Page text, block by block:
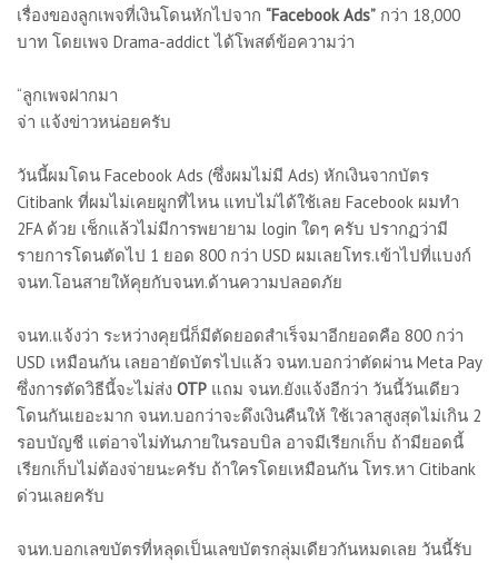
เรื่องของลูกเพจที่เงินโดนหักไปจาก “Facebook Ads” กว่า 18,000
บาท โดยเพจ Drama-addict ได้โพสต์ข้อความว่า
“ลูกเพจฝากมา
จ่า แจ้งข่าวหน่อยครับ
วันนี้ผมโดน Facebook Ads (ซึ่งผมไม่มี Ads) หักเงินจากบัตร
Citibank ที่ผมไม่เคยผูกที่ไหน แทบไม่ได้ใช้เลย Facebook ผมทำ
2FA ด้วย เช็กแล้วไม่มีการพยายาม login ใดๆ ครับ ปรากฏว่ามี
รายการโดนตัดไป 1 ยอด 800 กว่า USD ผมเลยโทร.เข้าไปที่แบงก์
จนท.โอนสายให้คุยกับจนท.ด้านความปลอดภัย
จนท.แจ้งว่า ระหว่างคุยนี่ก็มีตัดยอดสำเร็จมาอีกยอดคือ 800 กว่า
USD เหมือนกัน เลยอายัดบัตรไปแล้ว จนท.บอกว่าตัดผ่าน Meta Pay
ซึ่งการตัดวิธีนี้จะไม่ส่ง OTP แถม จนท.ยังแจ้งอีกว่า วันนี้วันเดียว
โดนกันเยอะมาก จนท.บอกว่าจะดึงเงินคืนให้ ใช้เวลาสูงสุดไม่เกิน 2
รอบบัญชี แต่อาจไม่ทันภายในรอบบิล อาจมีเรียกเก็บ ถ้ามียอดนี้
เรียกเก็บไม่ต้องจ่ายนะครับ ถ้าใครโดยเหมือนกัน โทร.หา Citibank
ด่วนเลยครับ
จนท.บอกเลขบัตรที่หลุดเป็นเลขบัตรกลุ่มเดียวกันหมดเลย วันนี้รับ